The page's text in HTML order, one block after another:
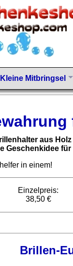
Kleine Mitbringsel
aus Holz
Geschenkidee
in einem!
Einzelpreis:
38,50 €
Brillen-